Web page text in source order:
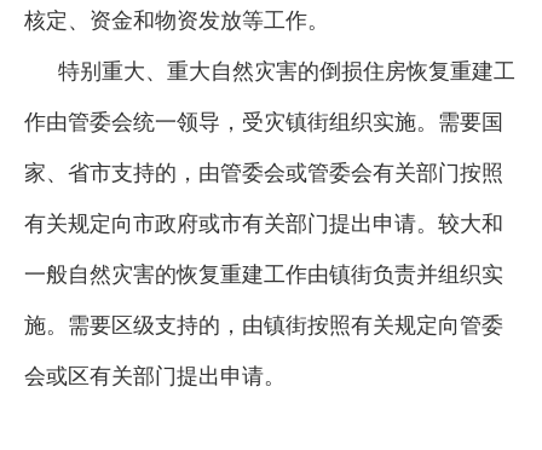
核定、资金和物资发放等工作。
特别重大、重大自然灾害的倒损住房恢复重建工
作由管委会统一领导，受灾镇街组织实施。需要国
家、省市支持的，由管委会或管委会有关部门按照
有关规定向市政府或市有关部门提出申请。较大和
一般自然灾害的恢复重建工作由镇街负责并组织实
施。需要区级支持的，由镇街按照有关规定向管委
会或区有关部门提出申请。